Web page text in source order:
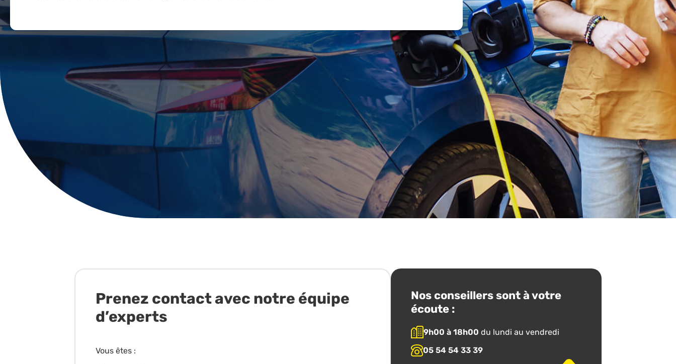
Prenez contact avec notre équipe
d’experts
Vous êtes :
Nos conseillers sont à votre
écoute :
9h00 à 18h00 du lundi au vendredi
05 54 54 33 39